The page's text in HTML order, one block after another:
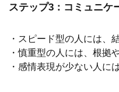
ステップ3：コミュニケ
・スピード型の人には、
・慎重型の人には、根拠
・感情表現が少ない人に